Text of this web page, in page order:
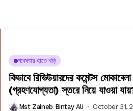
গবেষণায় হাতে খড়ি
কিভাবে রিভিউয়ারদের কমেন্টস
(গ্রহণযোগ্যতা) স্তরে নিয়ে যাওয়া
Mst Zaineb Bintay Ali October 31,